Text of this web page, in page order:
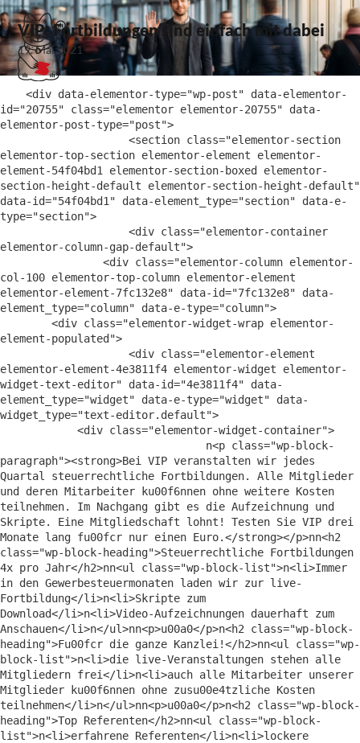
VIP: Fortbildungen sind einfach mit dabei
19. Mai 2021
id="20755" class="elementor elementor-20755" data-
elementor-post-type="post">
elementor-top-section elementor-element elementor-
element-54f04bd1 elementor-section-boxed elementor-
section-height-default elementor-section-height-default"
data-id="54f04bd1" data-element_type="section" data-e-
type="section">
elementor-column-gap-default">
col-100 elementor-top-column elementor-element
elementor-element-7fc132e8" data-id="7fc132e8" data-
element_type="column" data-e-type="column">
element-populated">
elementor-element-4e3811f4 elementor-widget elementor-
widget-text-editor" data-id="4e3811f4" data-
element_type="widget" data-e-type="widget" data-
widget_type="text-editor.default">
paragraph"><strong>Bei VIP veranstalten wir jedes
Quartal steuerrechtliche Fortbildungen. Alle Mitglieder
und deren Mitarbeiter ku00f6nnen ohne weitere Kosten
teilnehmen. Im Nachgang gibt es die Aufzeichnung und
Skripte. Eine Mitgliedschaft lohnt! Testen Sie VIP drei
Monate lang fu00fcr nur einen Euro.</strong></p>nn<h2
class="wp-block-heading">Steuerrechtliche Fortbildungen
4x pro Jahr</h2>nn<ul class="wp-block-list">n<li>Immer
in den Gewerbesteuermonaten laden wir zur live-
Fortbildung</li>n<li>Skripte zum
Download</li>n<li>Video-Aufzeichnungen dauerhaft zum
Anschauen</li>n</ul>nn<p>u00a0</p>n<h2 class="wp-block-
heading">Fu00fcr die ganze Kanzlei!</h2>nn<ul class="wp-
block-list">n<li>die live-Veranstaltungen stehen alle
Mitgliedern frei</li>n<li>auch alle Mitarbeiter unserer
Mitglieder ku00f6nnen ohne zusu00e4tzliche Kosten
teilnehmen</li>n</ul>nn<p>u00a0</p>n<h2 class="wp-block-
heading">Top Referenten</h2>nn<ul class="wp-block-
list">n<li>erfahrene Referenten</li>n<li>lockere